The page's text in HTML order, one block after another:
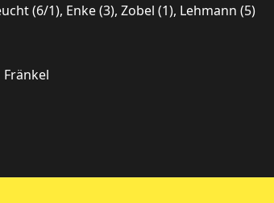
(6/1), Enke (3), Zobel (1), Lehmann (5)
Fränkel